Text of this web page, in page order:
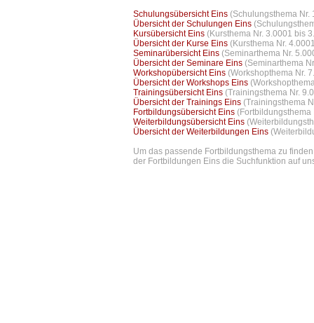
Schulungsübersicht Eins (Schulungsthema Nr.
Übersicht der Schulungen Eins
Kursübersicht Eins (Kursthema Nr. 3.0001 bis
Übersicht der Kurse Eins (Kursthema Nr.
Seminarübersicht Eins (Seminarthema Nr.
Übersicht der Seminare Eins (Seminarthema
Workshopübersicht Eins (Workshopthema Nr.
Übersicht der Workshops Eins
Trainingsübersicht Eins (Trainingsthema Nr.
Übersicht der Trainings Eins (Trainingsthema
Fortbildungsübersicht Eins (Fortbildungsthema
Weiterbildungsübersicht Eins
Übersicht der Weiterbildungen Eins
Um das passende Fortbildungsthema zu
der Fortbildungen Eins die Suchfunktion auf